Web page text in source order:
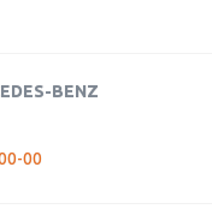
BENZ
00